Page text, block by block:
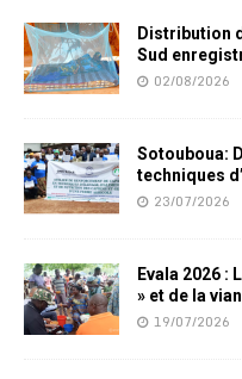
Distribution
Sud
02/08/2026
Sotouboua:
techniques
23/07/2026
Evala 2026 :
» et de la
19/07/2026